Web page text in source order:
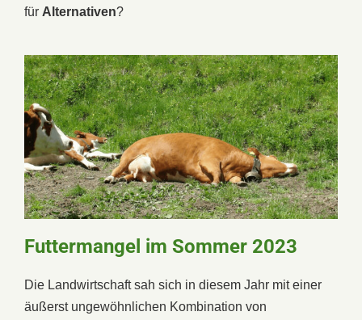
für Alternativen?
Futtermangel im Sommer 2023
Die Landwirtschaft sah sich in diesem Jahr mit einer
äußerst ungewöhnlichen Kombination von